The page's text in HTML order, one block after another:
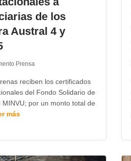
de los
Austral 4 y
Prensa
reciben los certificados
del Fondo Solidario de
por un monto total de
más